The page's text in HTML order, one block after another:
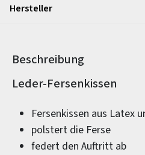
Hersteller
Beschreibung
Produktinformationen
Leder-Fersenkissen
Fersenkissen aus Latex
polstert die Ferse
federt den Auftritt ab